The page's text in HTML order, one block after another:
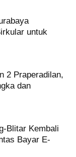
untuk
2 Praperadilan,
dan
Blitar Kembali
Bayar E-